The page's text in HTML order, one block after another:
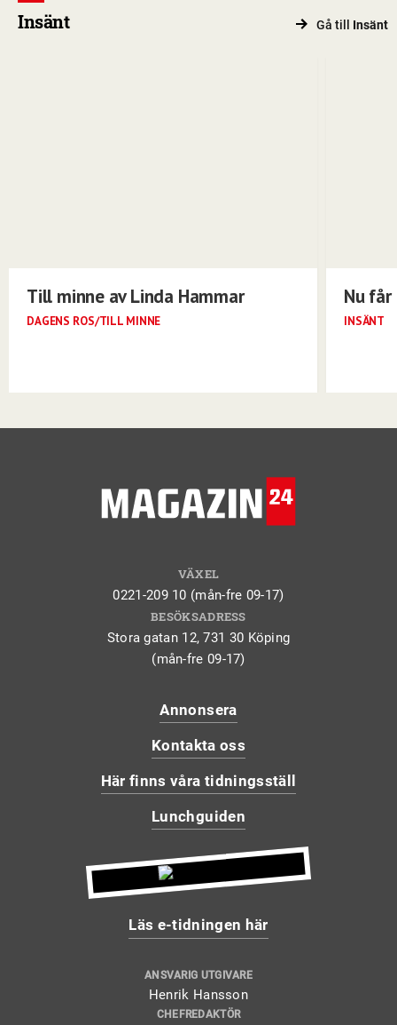
Insänt Gå till Insänt
Till minne av Linda Hammar
DAGENS ROS/TILL MINNE
Nu
INSÄNT
VÄXEL
0221-209 10 (mån-fre 09-17)
BESÖKSADRESS
Stora gatan 12, 731 30 Köping
(mån-fre 09-17)
Annonsera
Kontakta oss
Här finns våra tidningsställ
Lunchguiden
Läs e-tidningen här
ANSVARIG UTGIVARE
Henrik Hansson
CHEFREDAKTÖR